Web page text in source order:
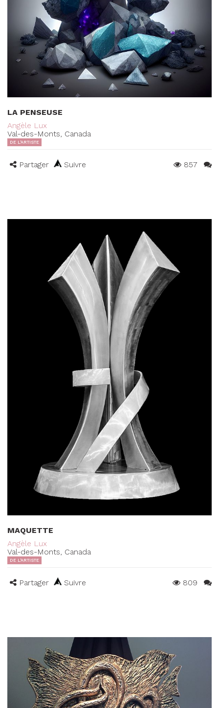
LA PENSEUSE
Angèle Lux
Val-des-Monts, Canada
DE L'ARTISTE
Partager Suivre 857
MAQUETTE
Angèle Lux
Val-des-Monts, Canada
DE L'ARTISTE
Partager Suivre 809